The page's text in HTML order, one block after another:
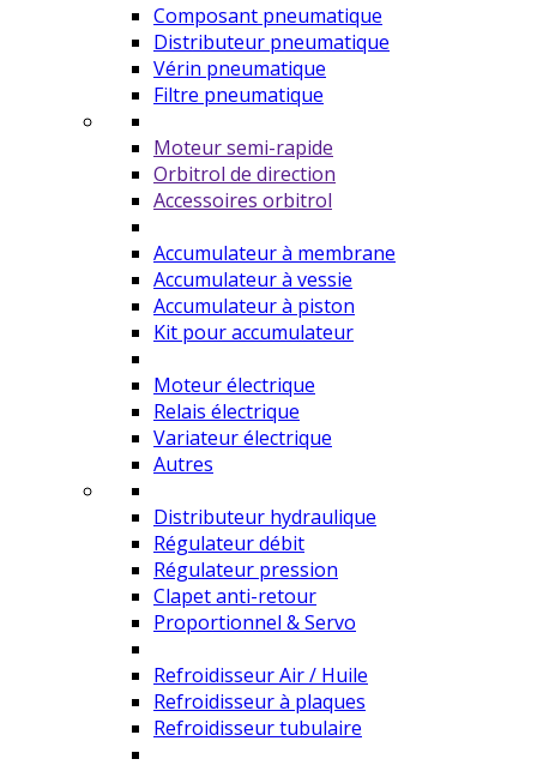
Composant pneumatique
Distributeur pneumatique
Vérin pneumatique
Filtre pneumatique
Moteur semi-rapide
Orbitrol de direction
Accessoires orbitrol
Accumulateur à membrane
Accumulateur à vessie
Accumulateur à piston
Kit pour accumulateur
Moteur électrique
Relais électrique
Variateur électrique
Autres
Distributeur hydraulique
Régulateur débit
Régulateur pression
Clapet anti-retour
Proportionnel & Servo
Refroidisseur Air / Huile
Refroidisseur à plaques
Refroidisseur tubulaire